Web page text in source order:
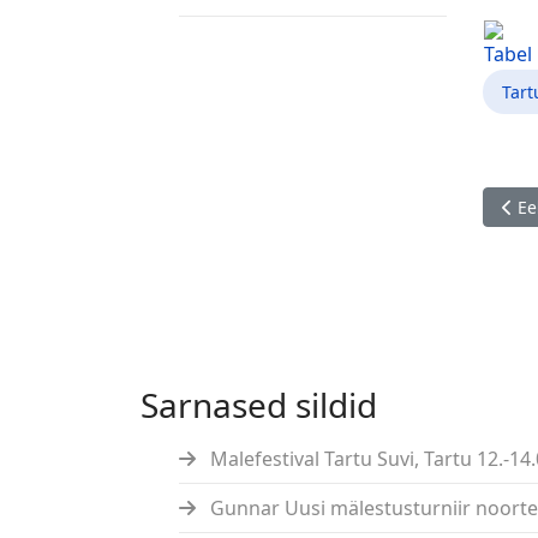
Tabel
Sarnased sildid
Malefestival Tartu Suvi, Tartu 12.-
Gunnar Uusi mälestusturniir